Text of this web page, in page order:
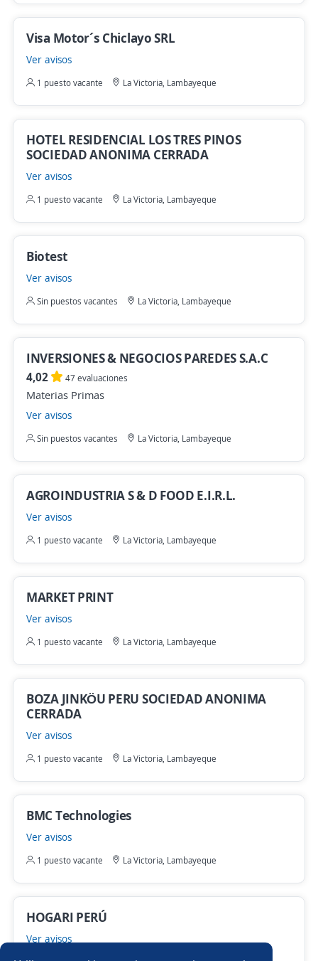
Visa Motor´s Chiclayo SRL
Ver avisos
1 puesto vacante La Victoria, Lambayeque
HOTEL RESIDENCIAL LOS TRES PINOS
SOCIEDAD ANONIMA CERRADA
Ver avisos
1 puesto vacante La Victoria, Lambayeque
Biotest
Ver avisos
Sin puestos vacantes La Victoria, Lambayeque
INVERSIONES & NEGOCIOS PAREDES S.A.C
4,02 47 evaluaciones
Materias Primas
Ver avisos
Sin puestos vacantes La Victoria, Lambayeque
AGROINDUSTRIA S & D FOOD E.I.R.L.
Ver avisos
1 puesto vacante La Victoria, Lambayeque
MARKET PRINT
Ver avisos
1 puesto vacante La Victoria, Lambayeque
BOZA JINKÖU PERU SOCIEDAD ANONIMA
CERRADA
Ver avisos
1 puesto vacante La Victoria, Lambayeque
BMC Technologies
Ver avisos
1 puesto vacante La Victoria, Lambayeque
HOGARI PERÚ
Ver avisos